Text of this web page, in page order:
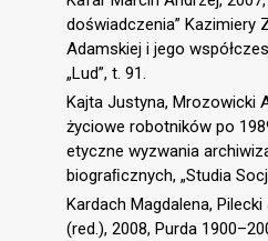
doświadczenia” Kazimiery
Adamskiej i jego
„Lud”, t. 91.
Kajta Justyna, Mrozowicki
życiowe robotników po
etyczne wyzwania
biograﬁcznych, „Studia
Kardach Magdalena,
(red.), 2008, Purda